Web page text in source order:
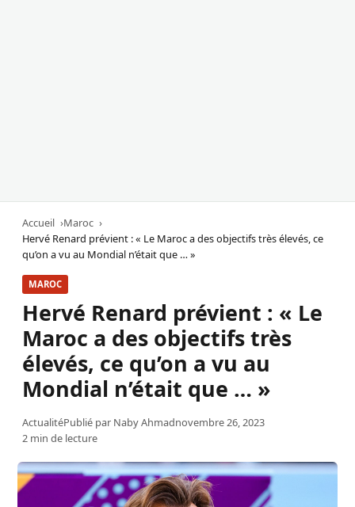
Accueil
Maroc
Hervé Renard prévient : « Le Maroc a des objectifs très élevés, ce
qu’on a vu au Mondial n’était que … »
MAROC
Hervé Renard prévient : « Le
Maroc a des objectifs très
élevés, ce qu’on a vu au
Mondial n’était que … »
ActualitéPublié par Naby Ahmadnovembre 26, 2023
2 min de lecture